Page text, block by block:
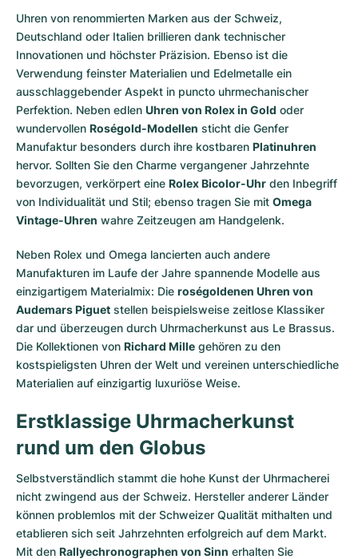
Uhren von renommierten Marken aus der Schweiz,
Deutschland oder Italien brillieren dank technischer
Innovationen und höchster Präzision. Ebenso ist die
Verwendung feinster Materialien und Edelmetalle ein
ausschlaggebender Aspekt in puncto uhrmechanischer
Perfektion. Neben edlen Uhren von Rolex in Gold oder
wundervollen Roségold-Modellen sticht die Genfer
Manufaktur besonders durch ihre kostbaren Platinuhren
hervor. Sollten Sie den Charme vergangener Jahrzehnte
bevorzugen, verkörpert eine Rolex Bicolor-Uhr den Inbegriff
von Individualität und Stil; ebenso tragen Sie mit Omega
Vintage-Uhren wahre Zeitzeugen am Handgelenk.
Neben Rolex und Omega lancierten auch andere
Manufakturen im Laufe der Jahre spannende Modelle aus
einzigartigem Materialmix: Die roségoldenen Uhren von
Audemars Piguet stellen beispielsweise zeitlose Klassiker
dar und überzeugen durch Uhrmacherkunst aus Le Brassus.
Die Kollektionen von Richard Mille gehören zu den
kostspieligsten Uhren der Welt und vereinen unterschiedliche
Materialien auf einzigartig luxuriöse Weise.
Erstklassige Uhrmacherkunst
rund um den Globus
Selbstverständlich stammt die hohe Kunst der Uhrmacherei
nicht zwingend aus der Schweiz. Hersteller anderer Länder
können problemlos mit der Schweizer Qualität mithalten und
etablieren sich seit Jahrzehnten erfolgreich auf dem Markt.
Mit den Rallyechronographen von Sinn erhalten Sie